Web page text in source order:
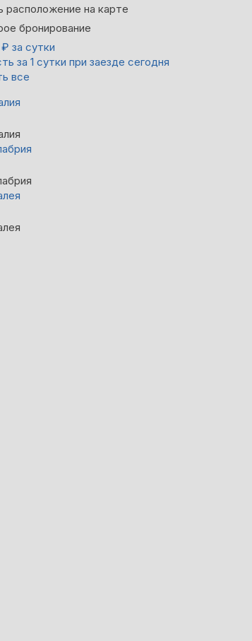
расположение на карте
бронирование
₽ за сутки
за 1 сутки при заезде сегодня
все